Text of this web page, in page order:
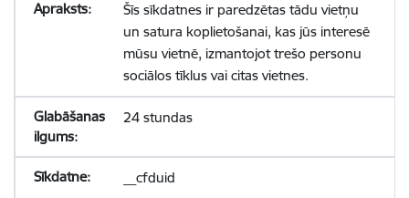
Šīs sīkdatnes ir paredzētas tādu vietņu
un satura koplietošanai, kas jūs interesē
mūsu vietnē, izmantojot trešo personu
sociālos tīklus vai citas vietnes.
24 stundas
__cfduid